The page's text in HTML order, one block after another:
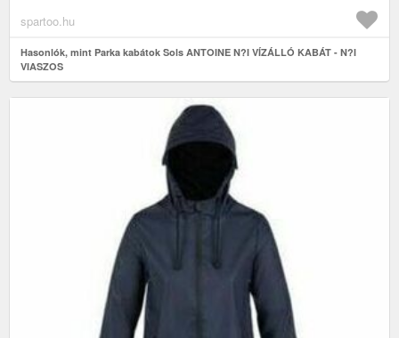
spartoo.hu
Hasonlók, mint Parka kabátok Sols ANTOINE N?I VÍZÁLLÓ KABÁT - N?I
VIASZOS